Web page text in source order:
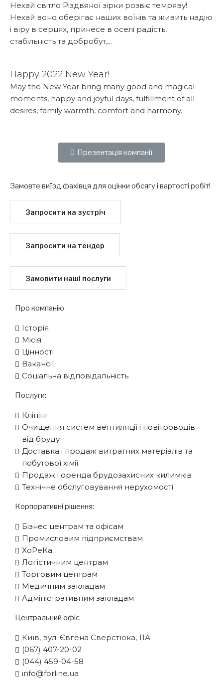
Нехай світло Різдвяної зірки розвіє темряву!
Нехай воно оберігає наших воїнів та живить надію
і віру в серцях, принесе в оселі радість,
стабільність та добробут,...
Happy 2022 New Year!
May the New Year bring many good and magical
moments, happy and joyful days, fulfillment of all
desires, family warmth, comfort and harmony.
Презентація компанії
Замовте виїзд фахівця для оцінки обсягу і вартості робіт!
Запросити на зустріч
Запросити на тендер
Замовити наші послуги
Про компанію
Історія
Місія
Цінності
Вакансії
Соціальна відповідальність
Послуги:
Клінінг
Очищення систем вентиляції і повітроводів
від бруду
Доставка і продаж витратних матеріалів та
побутової хімії
Продаж і оренда брудозахисних килимків
Технічне обслуговування нерухомості
Корпоративні рішення:
Бізнес центрам та офісам
Промисловим підприємствам
XоРеКа
Логістичним центрам
Торговим центрам
Медичним закладам
Адміністративним закладам
Центральний офіс
Київ, вул. Євгена Сверстюка, 11А
(067) 407-20-02
(044) 459-04-58
info@forline.ua